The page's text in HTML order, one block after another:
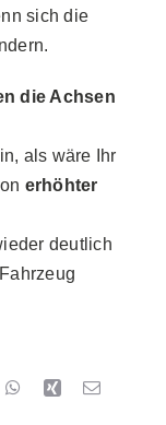
sich die
die Achsen
als wäre Ihr
erhöhter
deutlich